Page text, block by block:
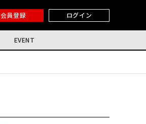
会員登録 ログイン
EVENT